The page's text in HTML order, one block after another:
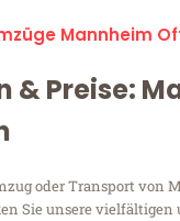
Mannheim
& Preise:
oder Transport von
Sie unsere